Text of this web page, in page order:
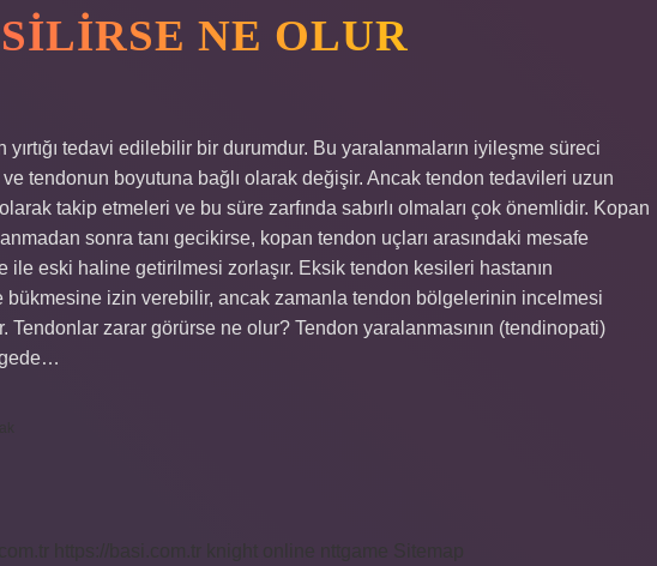
NE OLUR
tedavi edilebilir bir durumdur. Bu yaralanmaların iyileşme süreci
ve tendonun boyutuna bağlı olarak değişir. Ancak tendon tedavileri uzun
takip etmeleri ve bu süre zarfında sabırlı olmaları çok önemlidir. Kopan
sonra tanı gecikirse, kopan tendon uçları arasındaki mesafe
ile eski haline getirilmesi zorlaşır. Eksik tendon kesileri hastanın
bükmesine izin verebilir, ancak zamanla tendon bölgelerinin incelmesi
Tendonlar zarar görürse ne olur? Tendon yaralanmasının (tendinopati)